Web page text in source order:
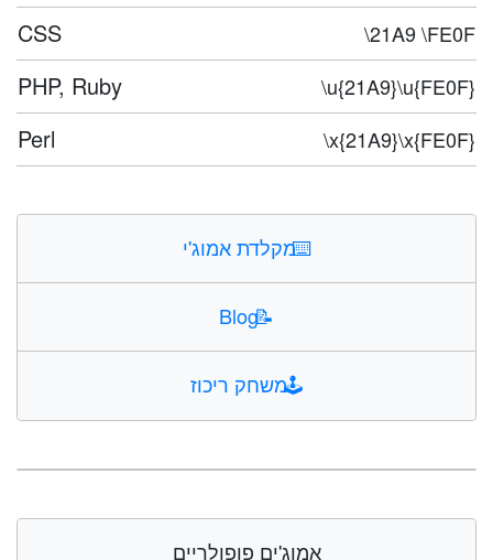
CSS \21A9 \FE0F
PHP, Ruby \u{21A9}\u{FE0F}
Perl \x{21A9}\x{FE0F}
⌨️מקלדת אמוג'י
📝
Blog
🕹️משחק ריכוז
אמוג'ים פופולריים